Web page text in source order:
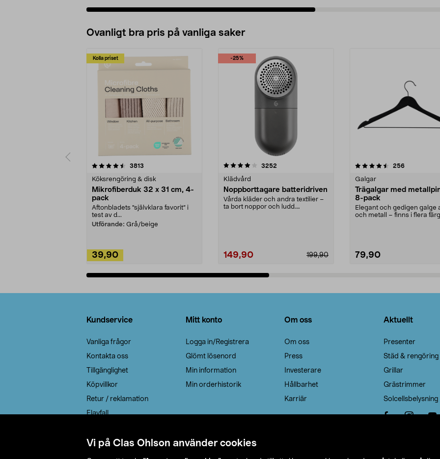
Vi på Clas Ohlson använder cookies
Ovanligt bra pris på vanliga saker
Kolla priset
3813
Köksrengöring & disk
Mikrofiberduk 32 x 31 cm, 4-
pack
Aftonbladets "självklara favorit” i
test av d...
Utförande: Grå/beige
39,90
-25%
4.0av 5 stjärnor 3252
Klädvård
Noppborttagare batteridriven
Vårda kläder och andra textilier –
ta bort noppor och ludd.
199,90
149,90
4.5av 5 stjärnor 256recensioner
Galgar
Trägalgar med
8-pack
Elegant och gedigen galge
och metall – finns i flera
79,90
4.0av 5 stjärnor
Kundservice
Vanliga frågor
Kontakta oss
Tillgänglighet
Köpvillkor
Retur / reklamation
Elavfall
Leveransalternativ
Mitt konto
Logga in/Registrera
Glömt lösenord
Min information
Min orderhistorik
Om oss
Om oss
Press
Investerare
Hållbarhet
Karriär
Aktuellt
Presenter
Städ & rengöring
Grillar
Grästrimmer
Solcellsbelysning